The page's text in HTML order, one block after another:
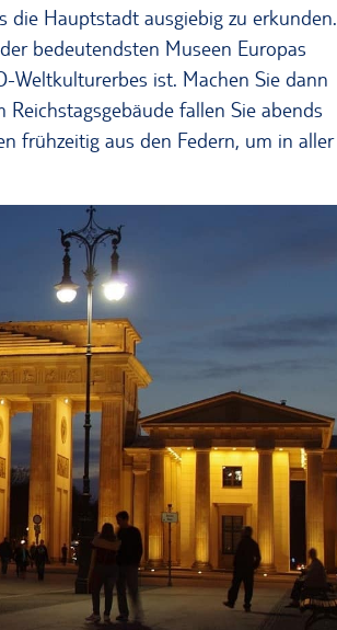
die Hauptstadt ausgiebig zu erkunden.
bedeutendsten Museen Europas
Weltkulturerbes ist. Machen Sie dann
fallen Sie abends
frühzeitig aus den Federn, um in aller
Nacht